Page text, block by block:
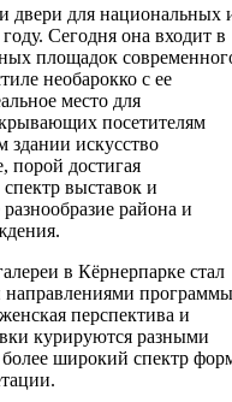
двери для национальных
Сегодня она входит в
площадок
необарокко с ее
место для
посетителям
здании искусство
порой достигая
выставок и
района и
в Кёрнерпарке стал
направлениями программы
перспектива и
курируются разными
широкий спектр